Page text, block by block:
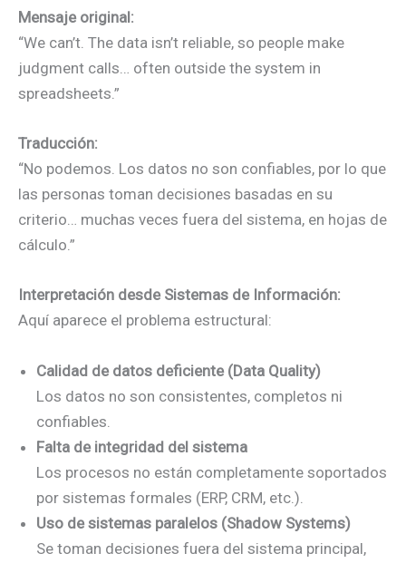
Mensaje original:
“We can’t. The data isn’t reliable, so people make
judgment calls… often outside the system in
spreadsheets.”
Traducción:
“No podemos. Los datos no son confiables, por lo que
las personas toman decisiones basadas en su
criterio… muchas veces fuera del sistema, en hojas de
cálculo.”
Interpretación desde Sistemas de Información:
Aquí aparece el problema estructural:
Calidad de datos deficiente (Data Quality)
Los datos no son consistentes, completos ni
confiables.
Falta de integridad del sistema
Los procesos no están completamente soportados
por sistemas formales (ERP, CRM, etc.).
Uso de sistemas paralelos (Shadow Systems)
Se toman decisiones fuera del sistema principal,